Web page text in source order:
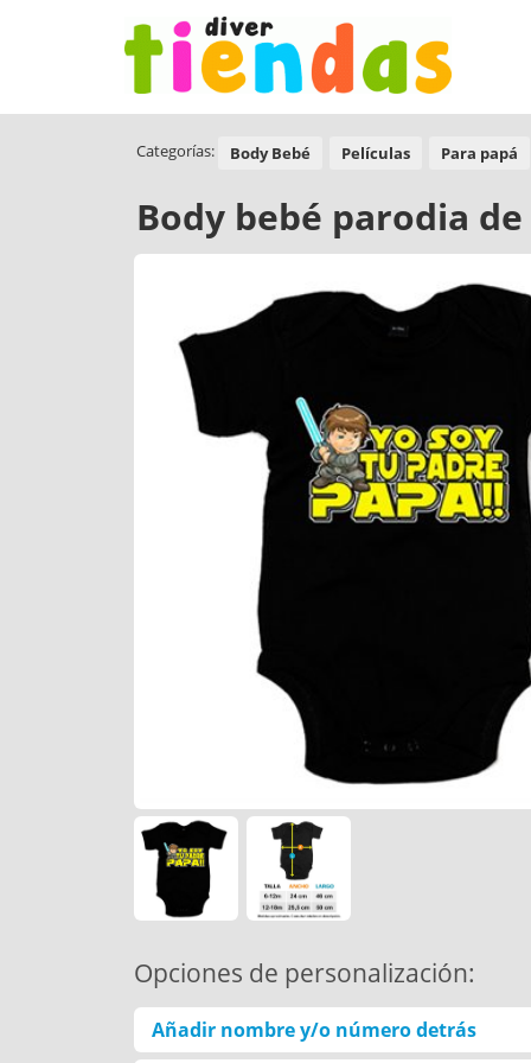
Categorías: Body Bebé Películas Para papá
Body bebé parodia
Opciones de personalización:
Añadir nombre y/o número detrás